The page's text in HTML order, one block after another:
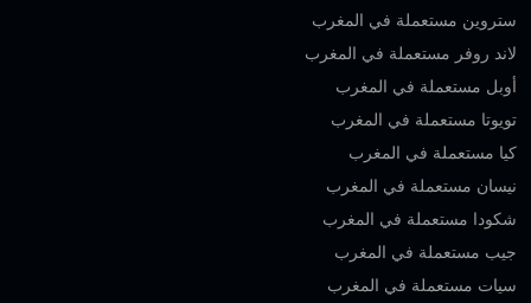
ستروين مستعملة في المغرب
لاند روفر مستعملة في المغرب
أوبل مستعملة في المغرب
تويوتا مستعملة في المغرب
كيا مستعملة في المغرب
نيسان مستعملة في المغرب
شكودا مستعملة في المغرب
جيب مستعملة في المغرب
سيات مستعملة في المغرب